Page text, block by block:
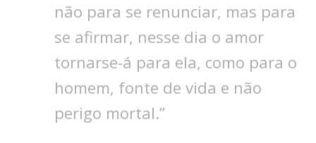
não para se renunciar, mas para
se afirmar, nesse dia o amor
tornarse-á para ela, como para o
homem, fonte de vida e não
perigo mortal.”